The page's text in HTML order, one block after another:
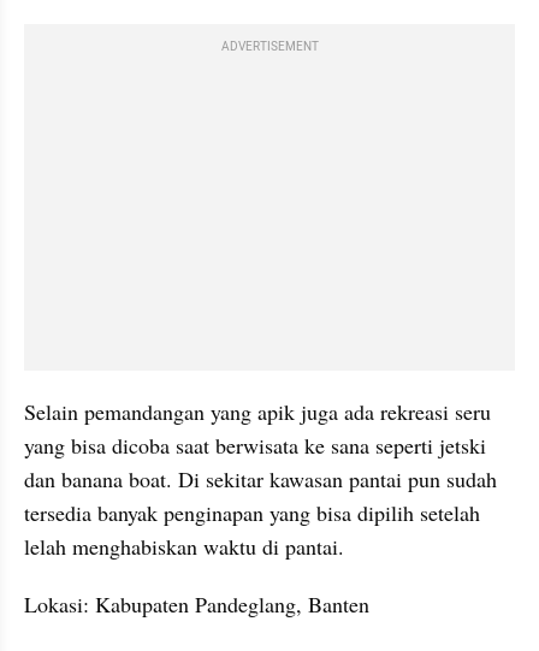
ADVERTISEMENT
Selain pemandangan yang apik juga ada rekreasi seru
yang bisa dicoba saat berwisata ke sana seperti jetski
dan banana boat. Di sekitar kawasan pantai pun sudah
tersedia banyak penginapan yang bisa dipilih setelah
lelah menghabiskan waktu di pantai.
Lokasi: Kabupaten Pandeglang, Banten